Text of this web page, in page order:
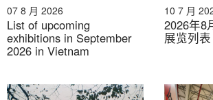
10月30日-11月1日 |河内 | IAEE 越
零售科技与特许经营展
07 8 月 2026
List of upcoming
exhibitions in September
2026 in Vietnam
10 7 月
2026年8
展览列表